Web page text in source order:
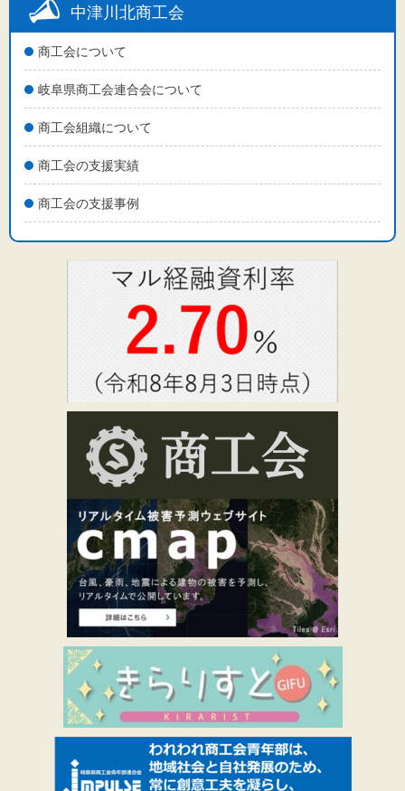
中津川北商工会
商工会について
岐阜県商工会連合会について
商工会組織について
商工会の支援実績
商工会の支援事例